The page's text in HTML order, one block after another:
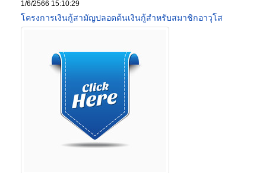
1/6/2566 15:10:29
โครงการเงินกู้สามัญปลอดต้นเงินกู้สำหรับสมาชิกอาวุโส